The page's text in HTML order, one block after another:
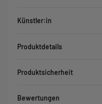
Künstler:in
Produktdetails
Produktsicherheit
Bewertungen